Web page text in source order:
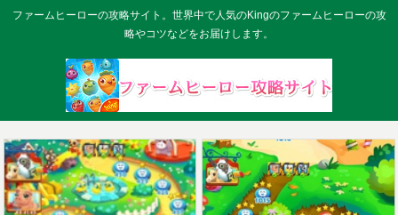
ファームヒーローの攻略サイト。世界中で人気のKingのファームヒーローの攻
略やコツなどをお届けします。